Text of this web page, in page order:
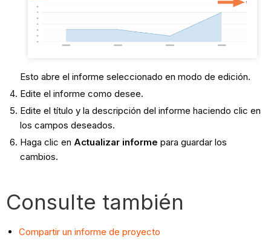
Esto abre el informe seleccionado en modo de edición.
Edite el informe como desee.
Edite el título y la descripción del informe haciendo clic en
los campos deseados.
Haga clic en Actualizar informe para guardar los
cambios.
Consulte también
Compartir un informe de proyecto